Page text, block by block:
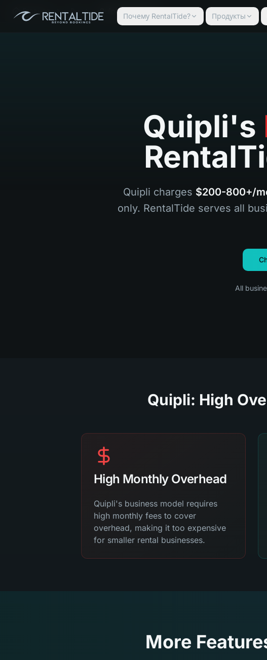
Почему RentalTide? Продукты
Главная Ru Quipli Alternative
Quipli's
Quipli charges $200-800+/
only. RentalTide serves all
All
Quipli: High
High Monthly Overhead
Quipli's business model requires
high monthly fees to cover
overhead, making it too expensive
for smaller rental businesses.
More